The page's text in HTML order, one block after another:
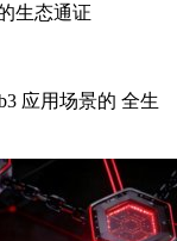
生态通证
应用场景的 全生